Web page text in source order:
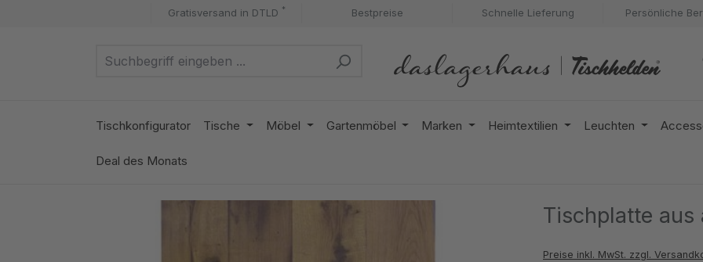
Zur Hauptnavigation springenGratisversand in DTLD * Bestpreise Schnelle Lieferung Persönliche
Tischkonfigurator Tische Möbel Gartenmöbel Marken Heimtextilien Leuchten
Deal des Monats
Tischplatte aus
Preise inkl. MwSt. zzgl.